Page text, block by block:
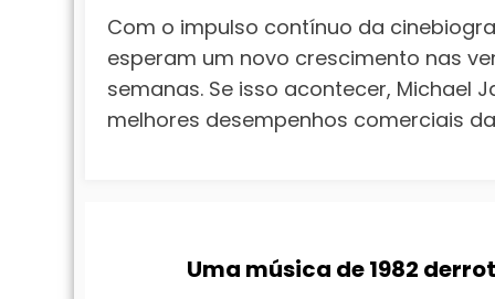
Com o impulso contínuo da
esperam um novo crescimento nas
semanas. Se isso acontecer, Michael
melhores desempenhos comerciais
Uma música de 1982